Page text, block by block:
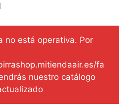
no está operativa. Por
fa
nuestro catálogo